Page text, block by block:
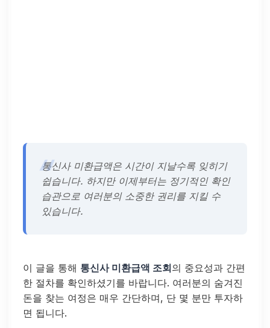
통신사 미환급액은 시간이 지날수록 잊히기
쉽습니다. 하지만 이제부터는 정기적인 확인
습관으로 여러분의 소중한 권리를 지킬 수
있습니다.
이 글을 통해 통신사 미환급액 조회의 중요성과 간편
한 절차를 확인하셨기를 바랍니다. 여러분의 숨겨진
돈을 찾는 여정은 매우 간단하며, 단 몇 분만 투자하
면 됩니다.